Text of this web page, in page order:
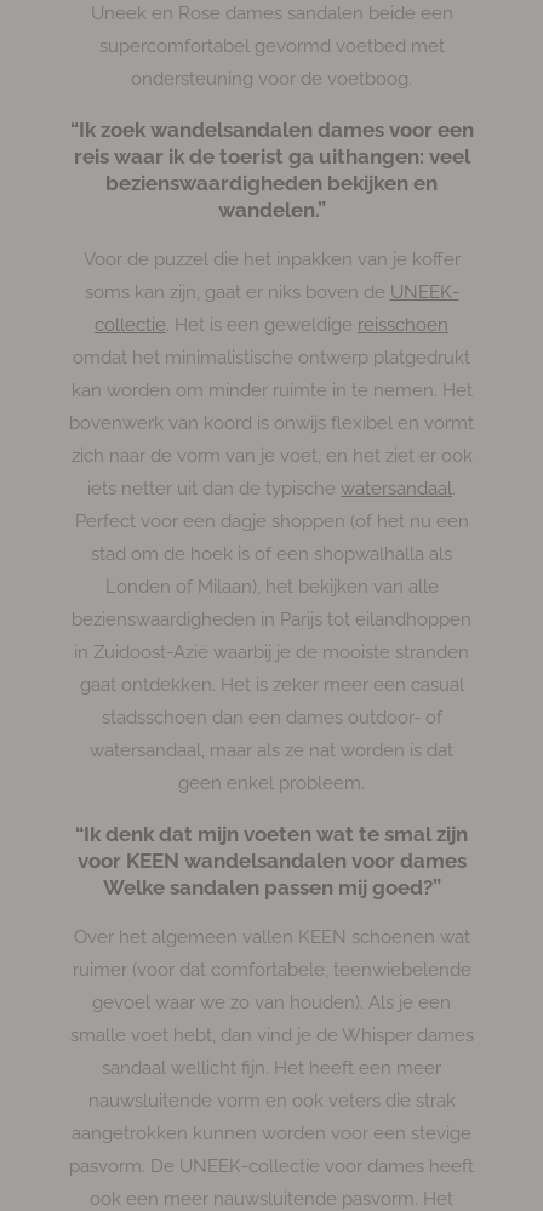
Uneek en Rose dames sandalen beide een
supercomfortabel gevormd voetbed met
ondersteuning voor de voetboog.
“Ik zoek wandelsandalen dames voor een
reis waar ik de toerist ga uithangen: veel
bezienswaardigheden bekijken en
wandelen.”
Voor de puzzel die het inpakken van je koffer
soms kan zijn, gaat er niks boven de UNEEK-
collectie. Het is een geweldige reisschoen
omdat het minimalistische ontwerp platgedrukt
kan worden om minder ruimte in te nemen. Het
bovenwerk van koord is onwijs flexibel en vormt
zich naar de vorm van je voet, en het ziet er ook
iets netter uit dan de typische watersandaal.
Perfect voor een dagje shoppen (of het nu een
stad om de hoek is of een shopwalhalla als
Londen of Milaan), het bekijken van alle
bezienswaardigheden in Parijs tot eilandhoppen
in Zuidoost-Azië waarbij je de mooiste stranden
gaat ontdekken. Het is zeker meer een casual
stadsschoen dan een dames outdoor- of
watersandaal, maar als ze nat worden is dat
geen enkel probleem.
“Ik denk dat mijn voeten wat te smal zijn
voor KEEN wandelsandalen voor dames
Welke sandalen passen mij goed?”
Over het algemeen vallen KEEN schoenen wat
ruimer (voor dat comfortabele, teenwiebelende
gevoel waar we zo van houden). Als je een
smalle voet hebt, dan vind je de Whisper dames
sandaal wellicht fijn. Het heeft een meer
nauwsluitende vorm en ook veters die strak
aangetrokken kunnen worden voor een stevige
pasvorm. De UNEEK-collectie voor dames heeft
ook een meer nauwsluitende pasvorm. Het